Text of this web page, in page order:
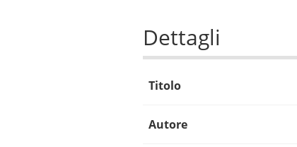
Dettagli
Titolo
Autore